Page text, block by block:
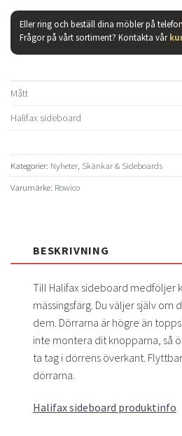
Eller ring och beställ dina möbler på
Frågor på vårt sortiment? Kontakta vår
Mått
Halifax sideboard
Kategorier: Nyheter Skänkar & Sideboards
Varumärke: Rowico
BESKRIVNING
Till Halifax sideboard medföljer
mässingsfärg. Du väljer själv om
dem. Dörrarna är högre än
inte montera dit knopparna, så
ta tag i dörrens överkant.
dörrarna.
Halifax sideboard produktinfo